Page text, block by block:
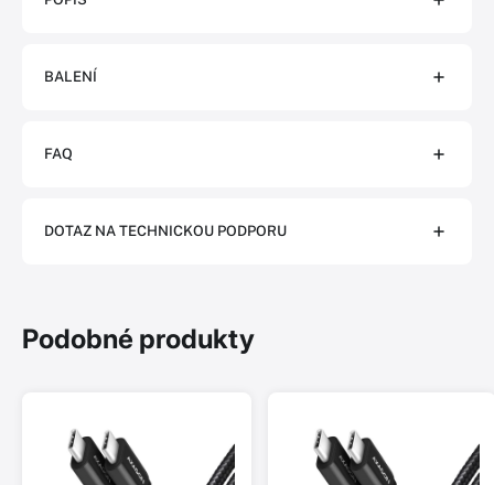
BALENÍ
FAQ
DOTAZ NA TECHNICKOU PODPORU
Podobné produkty